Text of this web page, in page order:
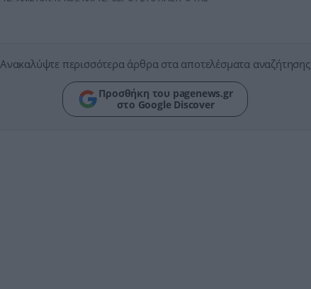
Ανακαλύψτε περισσότερα άρθρα στα αποτελέσματα αναζήτησης
Προσθήκη του pagenews.gr
στο Google Discover